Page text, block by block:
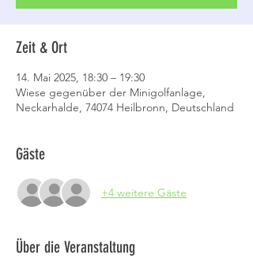
Zeit & Ort
14. Mai 2025, 18:30 – 19:30
Wiese gegenüber der Minigolfanlage,
Neckarhalde, 74074 Heilbronn, Deutschland
Gäste
+4 weitere Gäste
Über die Veranstaltung